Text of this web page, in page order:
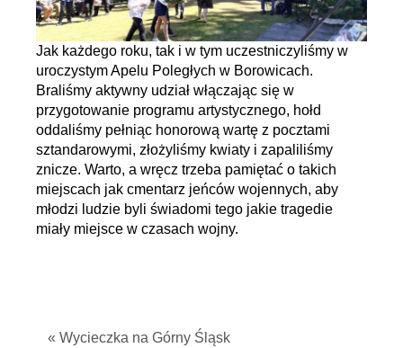
Jak każdego roku, tak i w tym uczestniczyliśmy w
uroczystym Apelu Poległych w Borowicach.
Braliśmy aktywny udział włączając się w
przygotowanie programu artystycznego, hołd
oddaliśmy pełniąc honorową wartę z pocztami
sztandarowymi, złożyliśmy kwiaty i zapaliliśmy
znicze. Warto, a wręcz trzeba pamiętać o takich
miejscach jak cmentarz jeńców wojennych, aby
młodzi ludzie byli świadomi tego jakie tragedie
miały miejsce w czasach wojny.
« Wycieczka na Górny Śląsk